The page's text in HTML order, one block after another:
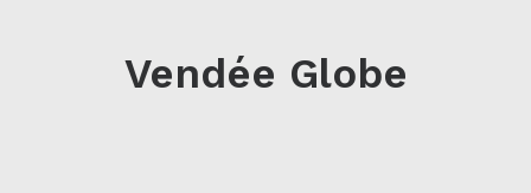
Vendée Globe